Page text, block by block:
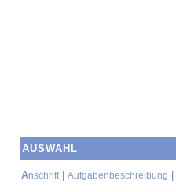
AUSWAHL
Anschrift| Aufgabenbeschreibung